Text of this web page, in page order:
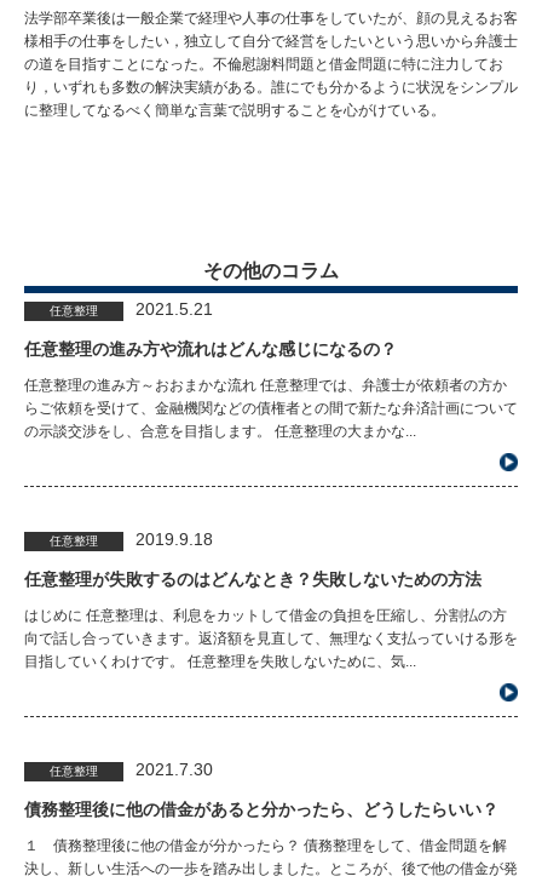
法学部卒業後は一般企業で経理や人事の仕事をしていたが、顔の見えるお客
様相手の仕事をしたい，独立して自分で経営をしたいという思いから弁護士
の道を目指すことになった。不倫慰謝料問題と借金問題に特に注力してお
り，いずれも多数の解決実績がある。誰にでも分かるように状況をシンプル
に整理してなるべく簡単な言葉で説明することを心がけている。
その他のコラム
任意整理 2021.5.21
任意整理の進み方や流れはどんな感じになるの？
任意整理の進み方～おおまかな流れ 任意整理では、弁護士が依頼者の方か
らご依頼を受けて、金融機関などの債権者との間で新たな弁済計画について
の示談交渉をし、合意を目指します。 任意整理の大まかな...
任意整理 2019.9.18
任意整理が失敗するのはどんなとき？失敗しないための方法
はじめに 任意整理は、利息をカットして借金の負担を圧縮し、分割払の方
向で話し合っていきます。返済額を見直して、無理なく支払っていける形を
目指していくわけです。 任意整理を失敗しないために、気...
任意整理 2021.7.30
債務整理後に他の借金があると分かったら、どうしたらいい？
１ 債務整理後に他の借金が分かったら？ 債務整理をして、借金問題を解
決し、新しい生活への一歩を踏み出しました。ところが、後で他の借金が発